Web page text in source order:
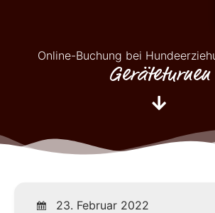
Online-Buchung bei
Geräteturnen
23. Februar 2022